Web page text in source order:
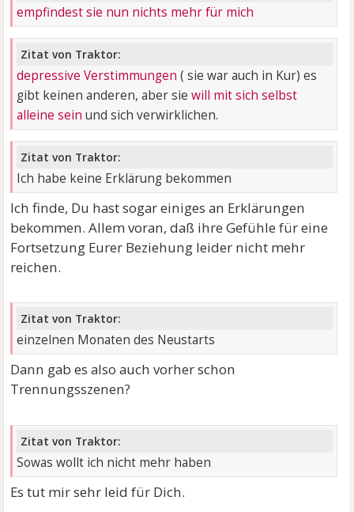
empfindest sie nun nichts mehr für mich
Zitat von Traktor:
depressive Verstimmungen ( sie war auch in Kur) es
gibt keinen anderen, aber siewill mit sich selbst
alleine sein und sich verwirklichen.
Zitat von Traktor:
Ich habe keine Erklärung bekommen
Ich finde, Du hast sogar einiges an Erklärungen
bekommen. Allem voran, daß ihre Gefühle für eine
Fortsetzung Eurer Beziehung leider nicht mehr
reichen.
Zitat von Traktor:
einzelnen Monaten des Neustarts
Dann gab es also auch vorher schon
Trennungsszenen?
Zitat von Traktor:
Sowas wollt ich nicht mehr haben
Es tut mir sehr leid für Dich.